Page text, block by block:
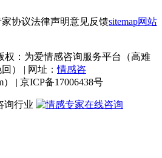
协议法律声明意见反馈sitemap网站
权：为爱情感咨询服务平台（高难
） | 网址：情感咨
） | 京ICP备17006438号